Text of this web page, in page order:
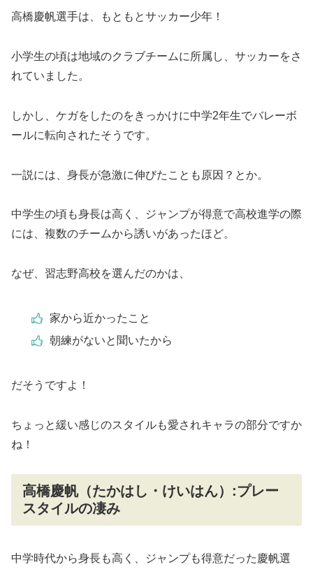
高橋慶帆選手は、もともとサッカー少年！
小学生の頃は地域のクラブチームに所属し、サッカーをさ
れていました。
しかし、ケガをしたのをきっかけに中学2年生でバレーボ
ールに転向されたそうです。
一説には、身長が急激に伸びたことも原因？とか。
中学生の頃も身長は高く、ジャンプが得意で高校進学の際
には、複数のチームから誘いがあったほど。
なぜ、習志野高校を選んだのかは、
家から近かったこと
朝練がないと聞いたから
だそうですよ！
ちょっと緩い感じのスタイルも愛されキャラの部分ですか
ね！
高橋慶帆（たかはし・けいはん）:プレー
スタイルの凄み
中学時代から身長も高く、ジャンプも得意だった慶帆選